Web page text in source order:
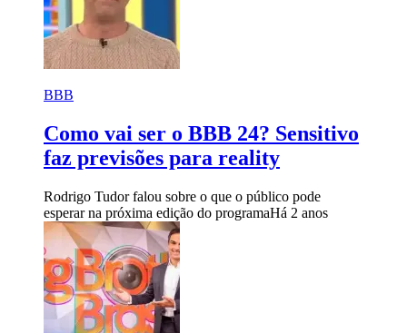
BBB
Como vai ser o BBB 24? Sensitivo
faz previsões para reality
Rodrigo Tudor falou sobre o que o público pode
esperar na próxima edição do programaHá 2 anos